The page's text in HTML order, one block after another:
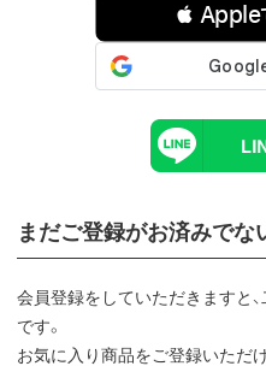
 Apple
まだご登録がお済みでな
会員登録をしていただきますと
です。
お気に入り商品をご登録いただ